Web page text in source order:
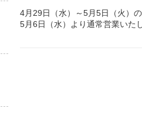
4月29日（水）～5月5日（火）
5月6日（水）より通常営業いた